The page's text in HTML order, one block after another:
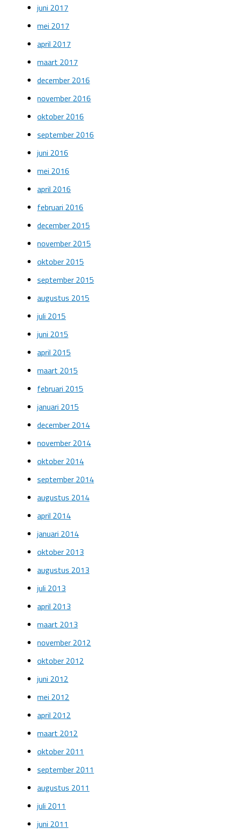
juni 2017
mei 2017
april 2017
maart 2017
december 2016
november 2016
oktober 2016
september 2016
juni 2016
mei 2016
april 2016
februari 2016
december 2015
november 2015
oktober 2015
september 2015
augustus 2015
juli 2015
juni 2015
april 2015
maart 2015
februari 2015
januari 2015
december 2014
november 2014
oktober 2014
september 2014
augustus 2014
april 2014
januari 2014
oktober 2013
augustus 2013
juli 2013
april 2013
maart 2013
november 2012
oktober 2012
juni 2012
mei 2012
april 2012
maart 2012
oktober 2011
september 2011
augustus 2011
juli 2011
juni 2011